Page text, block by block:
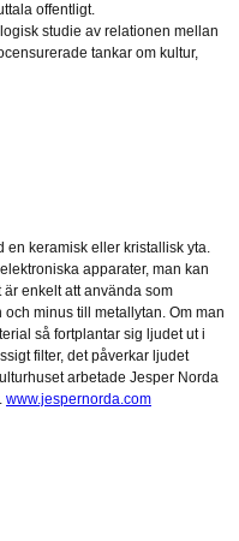
offentligt.
studie av relationen mellan
tankar om kultur,
en keramisk eller kristallisk yta.
apparater, man kan
enkelt att använda som
minus till metallytan. Om man
så fortplantar sig ljudet ut i
filter, det påverkar ljudet
arbetade Jesper Norda
www.jespernorda.com